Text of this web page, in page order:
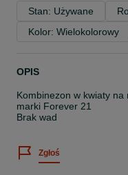
Stan: Używane
Kolor: Wielokolorowy
OPIS
Kombinezon w kwiaty
marki Forever 21
Brak wad
Zgłoś